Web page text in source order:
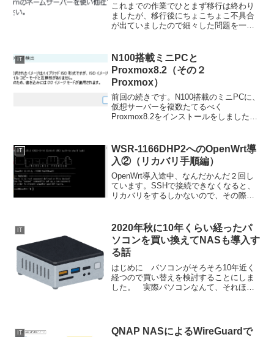
これまでの作業でひとまず移行は終わり
ましたが、移行後にちょこちょこ不具合
が出ていましたので細々した問題を一つ
ックアップ（サーバーまるごと）データ
ベースのバックアップ新環...
IT
N100搭載ミニPCと
Proxmox8.2（その２
Proxmox）
前回の続きです。N100搭載のミニPCに、
仮想サーバーを複数たてるべく
Proxmox8.2をインストールをしました。
す。以下、Wikipediaからの抜粋。Pr...
IT
WSR-1166DHP2へのOpenWrt導
入②（リカバリ手順編）
OpenWrt導入途中、なんだかんだ２回し
ています。SSHで接続できなくなると、
リカバリをするしかないので、その際の
接続は残しながら設定反映した方が良い
ということ、も...
IT
2020年秋に10年くらい経ったパ
ソコンを買い換えてNASも導入す
る話
はじめに パソコンがそろそろ10年近く
経つので買い替えを検討することにしま
した。 実際パソコンなんて、それほど
で、そこまでの機能はい...
IT
QNAP NASによるWireGuardで